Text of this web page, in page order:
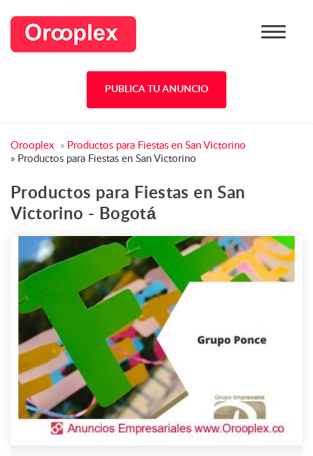
PUBLICA TU ANUNCIO
Orooplex » Productos para Fiestas en San Victorino
» Productos para Fiestas en San Victorino
Productos para Fiestas en San
Victorino - Bogotá